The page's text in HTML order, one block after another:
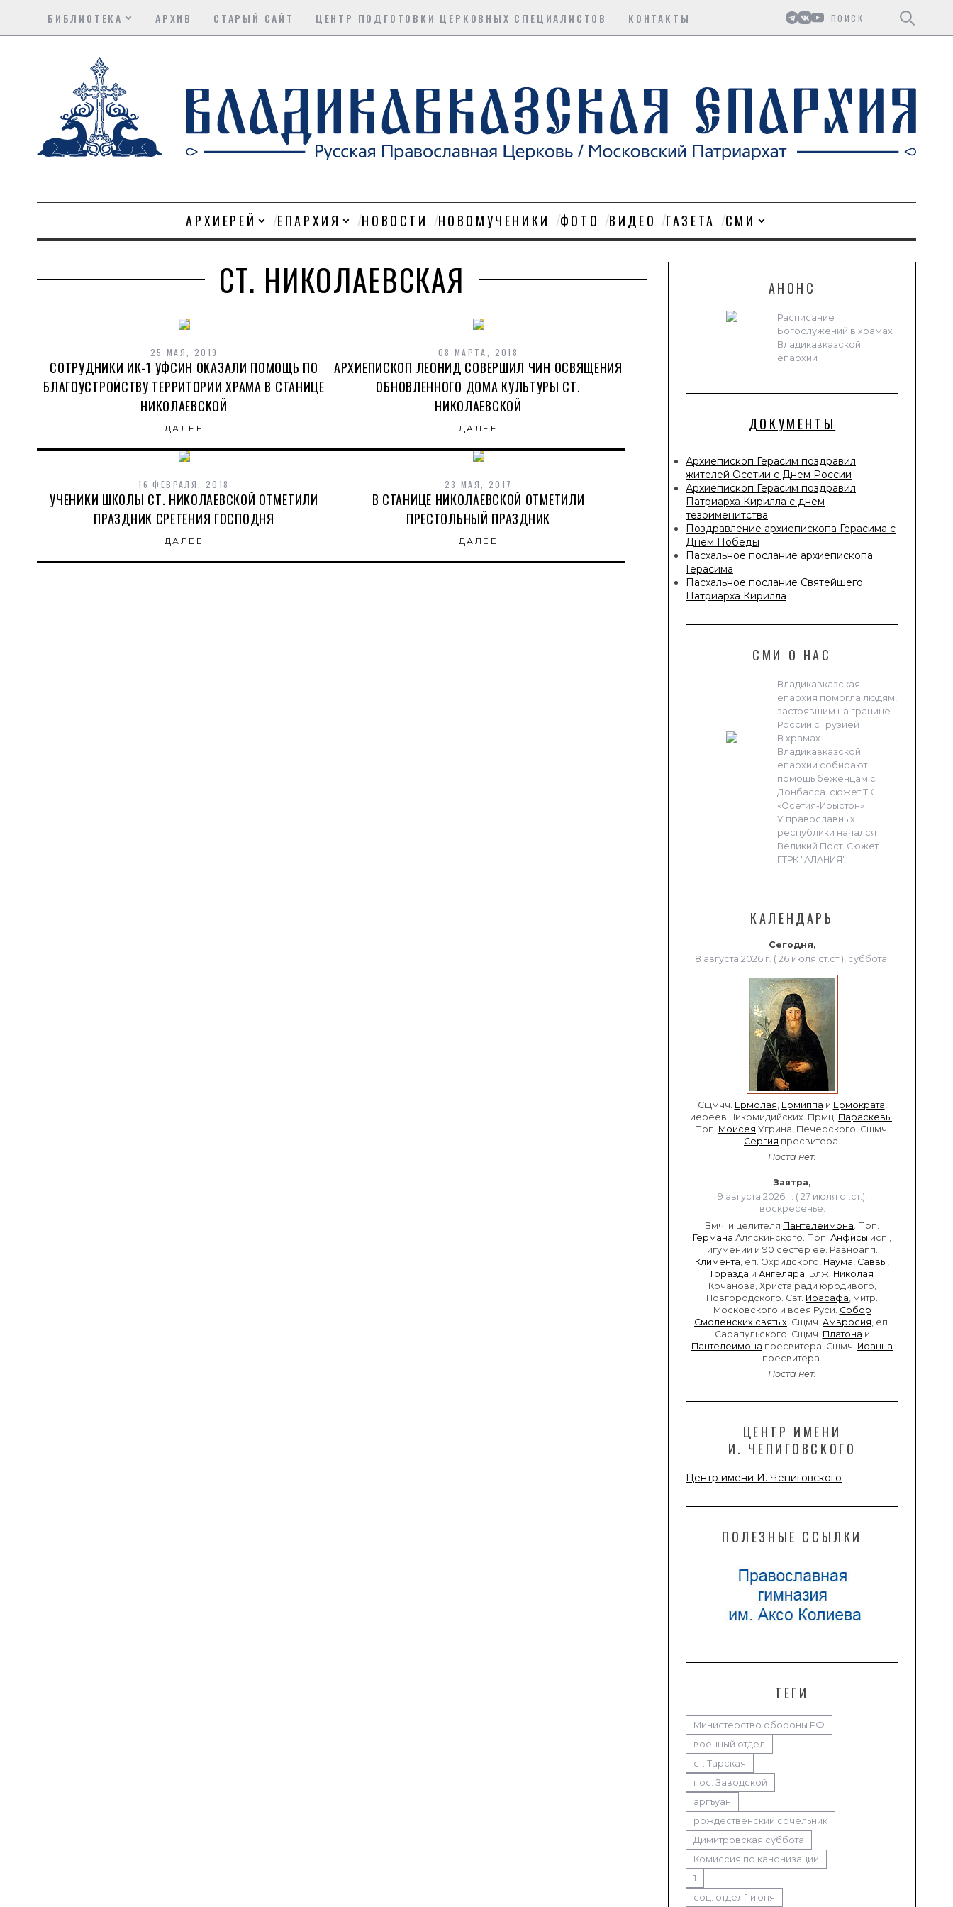
БИБЛИОТЕКА АРХИВ СТАРЫЙ САЙТ ЦЕНТР ПОДГОТОВКИ ЦЕРКОВНЫХ СПЕЦИАЛИСТОВ КОНТАКТЫ
АРХИЕРЕЙ ЕПАРХИЯ НОВОСТИ НОВОМУЧЕНИКИ ФОТО ВИДЕО ГАЗЕТА СМИ
АНОНС
Расписание
Богослужений в храмах
Владикавказской
епархии
ДОКУМЕНТЫ
Архиепископ Герасим поздравил
жителей Осетии с Днем России
Архиепископ Герасим поздравил
Патриарха Кирилла с днем
тезоименитства
Поздравление архиепископа Герасима с
Днем Победы
Пасхальное послание архиепископа
Герасима
Пасхальное послание Святейшего
Патриарха Кирилла
СМИ О НАС
Владикавказская
епархия помогла людям,
застрявшим на границе
России с Грузией
В храмах
Владикавказской
епархии собирают
помощь беженцам с
Донбасса. сюжет ТК
«Осетия-Ирыстон»
У православных
республики начался
Великий Пост. Сюжет
ГТРК "АЛАНИЯ"
КАЛЕНДАРЬ
Сегодня,
8 августа 2026 г. ( 26 июля ст.ст.), суббота.
Сщмчч. Ермолая Ермиппа и Ермократа
иереев Никомидийских. Прмц. Параскевы
Прп. Моисея Угрина, Печерского. Сщмч.
Сергия пресвитера.
Поста нет.
Завтра,
9 августа 2026 г. ( 27 июля ст.ст.),
воскресенье.
Вмч. и целителя Пантелеимона . Прп.
Германа Аляскинского. Прп. Анфисы исп.,
игумении и 90 сестер ее. Равноапп.
Климента , еп. Охридского, Наума Саввы
Горазда и Ангеляра . Блж. Николая
Кочанова, Христа ради юродивого,
Новгородского. Свт. Иоасафа , митр.
Московского и всея Руси. Собор
Смоленских святых . Сщмч. Амвросия , еп.
Сарапульского. Сщмч. Платона и
Пантелеимона пресвитера. Сщмч. Иоанна
пресвитера.
Поста нет.
ЦЕНТР ИМЕНИ
И. ЧЕПИГОВСКОГО
Центр имени И. Чепиговского
ПОЛЕЗНЫЕ ССЫЛКИ
ТЕГИ
Министерство обороны РФ
военный отдел
ст. Тарская
пос. Заводской
аргъуан
рождественский сочельник
Димитровская суббота
Комиссия по канонизации
1
соц. отдел 1 июня
СТ. НИКОЛАЕВСКАЯ
25 МАЯ, 2019
СОТРУДНИКИ ИК-1 УФСИН ОКАЗАЛИ ПОМОЩЬ ПО
БЛАГОУСТРОЙСТВУ ТЕРРИТОРИИ ХРАМА В СТАНИЦЕ
НИКОЛАЕВСКОЙ
ДАЛЕЕ
08 МАРТА, 2018
АРХИЕПИСКОП ЛЕОНИД СОВЕРШИЛ ЧИН ОСВЯЩЕНИЯ
ОБНОВЛЕННОГО ДОМА КУЛЬТУРЫ СТ.
НИКОЛАЕВСКОЙ
ДАЛЕЕ
16 ФЕВРАЛЯ, 2018
УЧЕНИКИ ШКОЛЫ СТ. НИКОЛАЕВСКОЙ ОТМЕТИЛИ
ПРАЗДНИК СРЕТЕНИЯ ГОСПОДНЯ
ДАЛЕЕ
23 МАЯ, 2017
В СТАНИЦЕ НИКОЛАЕВСКОЙ ОТМЕТИЛИ
ПРЕСТОЛЬНЫЙ ПРАЗДНИК
ДАЛЕЕ